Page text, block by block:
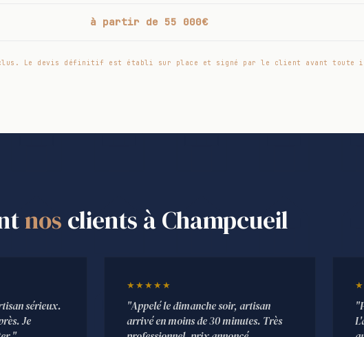
à partir de 55 000€
Le devis définitif est établi sur place et signé par le client avant toute
nos clients à Champcueil
sérieux.
Je
★★★★★
"Appelé le dimanche soir, artisan
arrivé en moins de 30 minutes. Très